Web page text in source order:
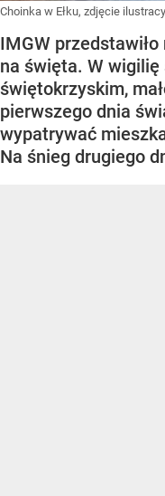
Choinka w Ełku, zdjęcie
IMGW
na święta. W wigilię
świętokrzyskim,
pierwszego dnia
wypatrywać
Na śnieg drugiego